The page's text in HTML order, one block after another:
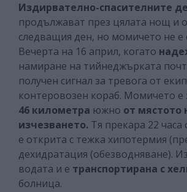
Издирвателно-спасителните
продължават през цялата нощ и
следващия ден, но момичето не е
Вечерта на 16 април, когато
намиране на тийнеджърката
получен сигнал за тревога от
контеровозен кораб. Момичето е
46 километра южно от мястото
изчезването. Тя прекара 22 часа
е открита с тежка хипотермия
дехидратация (обезводняване).
водата и е транспортирана с
болница.